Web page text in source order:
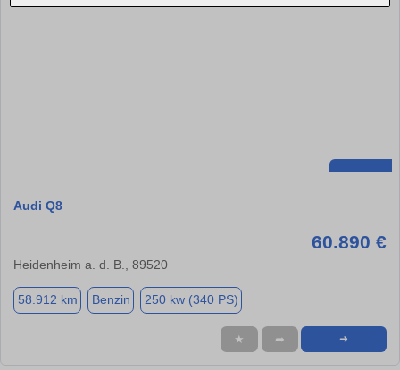
Audi Q8
60.890 €
Heidenheim a. d. B., 89520
58.912 km Benzin 250 kw (340 PS)
★ ➦ ➜